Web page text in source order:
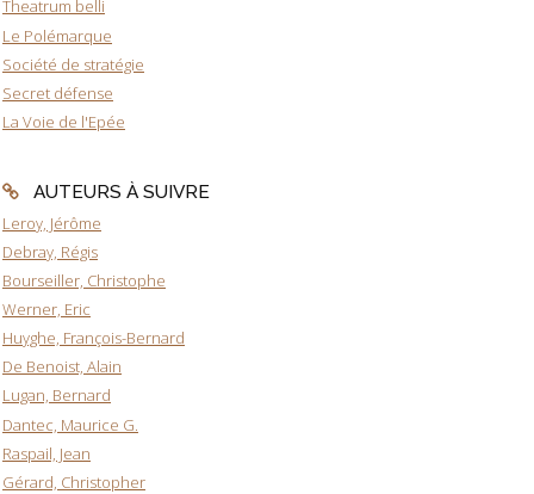
Theatrum belli
Le Polémarque
Société de stratégie
Secret défense
La Voie de l'Epée
AUTEURS À SUIVRE
Leroy, Jérôme
Debray, Régis
Bourseiller, Christophe
Werner, Eric
Huyghe, François-Bernard
De Benoist, Alain
Lugan, Bernard
Dantec, Maurice G.
Raspail, Jean
Gérard, Christopher